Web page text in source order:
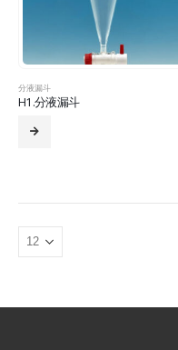
分液漏斗
H1.分液漏斗